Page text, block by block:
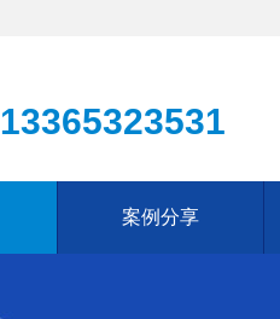
13365323531
案例分享